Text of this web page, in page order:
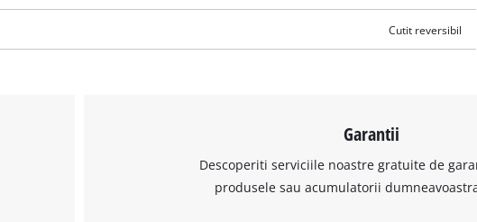
that are not disclosed to the
Cutit reversibil
Garantii
Descoperiti serviciile noastre gratuite de
produsele sau acumulatorii